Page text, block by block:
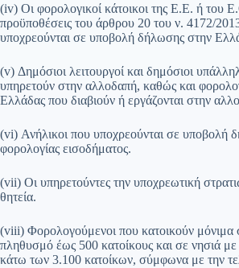
(iv) Οι φορολογικοί κάτοικοι της Ε.Ε. ή του
προϋποθέσεις του άρθρου 20 του ν. 4172/
υποχρεούνται σε υποβολή δήλωσης στην
(v) Δημόσιοι λειτουργοί και δημόσιοι
υπηρετούν στην αλλοδαπή, καθώς και
Ελλάδας που διαβιούν ή εργάζονται στην
(vi) Ανήλικοι που υποχρεούνται σε υποβολή
φορολογίας εισοδήματος.
(vii) Oι υπηρετούντες την υποχρεωτική
θητεία.
(viii) Φορολογούμενοι που κατοικούν μόνιμα
πληθυσμό έως 500 κατοίκους και σε νησιά
κάτω των 3.100 κατοίκων, σύμφωνα με την